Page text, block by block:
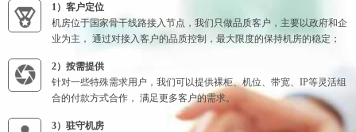
1）客户定位
机房位于国家骨干线路接入节点，我们只做品质客户，主要以政府和企
业为主， 通过对接入客户的品质控制，最大限度的保持机房的稳定；
2）按需提供
针对一些特殊需求用户，我们可以提供裸柜、机位、带宽、IP等灵活组
合的付款方式合作， 满足更多客户的需求。
3）驻守机房